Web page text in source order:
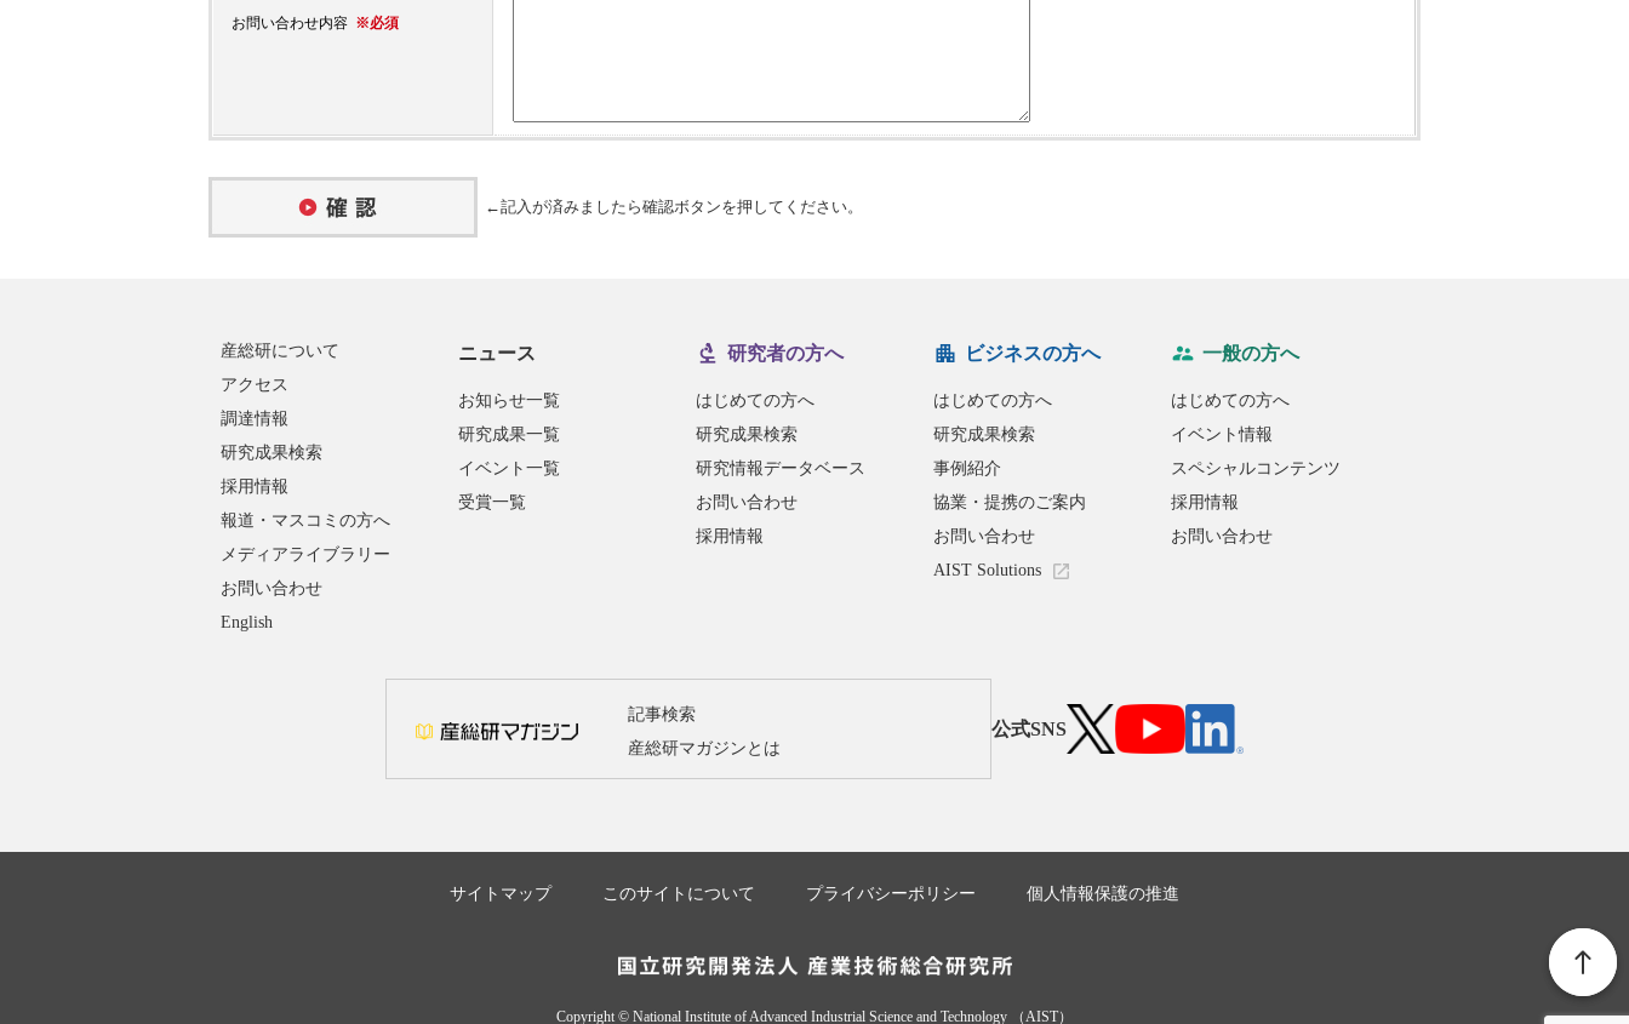
お問い合わせ内容 ※必須
←記入が済みましたら確認ボタンを押してください。
産総研について
アクセス
調達情報
研究成果検索
採用情報
報道・マスコミの方へ
メディアライブラリー
お問い合わせ
English
ニュース
お知らせ一覧
研究成果一覧
イベント一覧
受賞一覧
研究者の方へ
はじめての方へ
研究成果検索
研究情報データベース
お問い合わせ
採用情報
ビジネスの方へ
はじめての方へ
研究成果検索
事例紹介
協業・提携のご案内
お問い合わせ
AIST Solutions
一般の方へ
はじめての方へ
イベント情報
スペシャルコンテンツ
採用情報
お問い合わせ
記事検索
産総研マガジンとは
公式SNS
サイトマップ このサイトについて プライバシーポリシー 個人情報保護の推進
Copyright © National Institute of Advanced Industrial Science and Technology （AIST）